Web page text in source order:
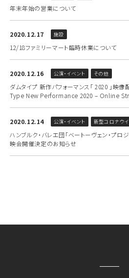
年末年始の営業について
2020.12.17 施設
12/18ファミリーマート臨時休業について
2020.12.16 公演・イベント その他
ダムタイプ 新作パフォーマンス「 2020 」映
Type New Performance 2020 – Online
2020.12.14 公演・イベント 新型コロナウ
ハンブルク・バレエ団「ベートーヴェン・プロ
映会開催決定のお知らせ